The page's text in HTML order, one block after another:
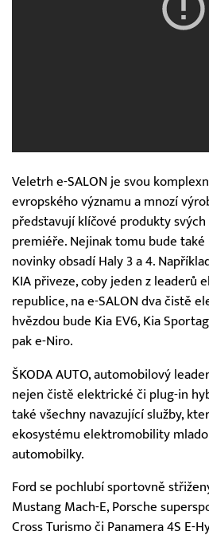
Veletrh e-SALON je svou
evropského významu a mnozí
představují klíčové produkty svých
premiéře. Nejinak tomu bude
novinky obsadí Haly 3 a 4.
KIA přiveze, coby jeden z leaderů
republice, na e-SALON dva čistě
hvězdou bude Kia EV6, Kia
pak e-Niro.
ŠKODA AUTO, automobilový
nejen čistě elektrické či plug-in
také všechny navazující služby,
ekosystému elektromobility
automobilky.
Ford se pochlubí sportovně
Mustang Mach-E, Porsche
Cross Turismo či Panamera 4S E-